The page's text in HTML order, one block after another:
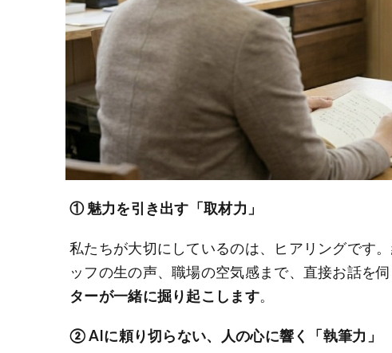
① 魅力を引き出す「取材力」
私たちが大切にしているのは、ヒアリングです
ッフの生の声、職場の空気感まで、直接お話を
ターが一緒に掘り起こします。
② AIに頼り切らない、人の心に響く「執筆力」